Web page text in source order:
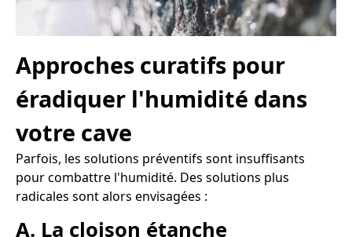
Approches curatifs pour
éradiquer l'humidité dans
votre cave
Parfois, les solutions préventifs sont insuffisants
pour combattre l'humidité. Des solutions plus
radicales sont alors envisagées :
A. La cloison étanche